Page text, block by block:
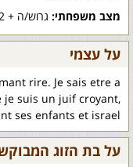
מצב משפחתי: גרוש/ה + 2
על עצמי
rire. Je sais etre a
je suis un juif croyant,
ses enfants et israel.
על בת הזוג